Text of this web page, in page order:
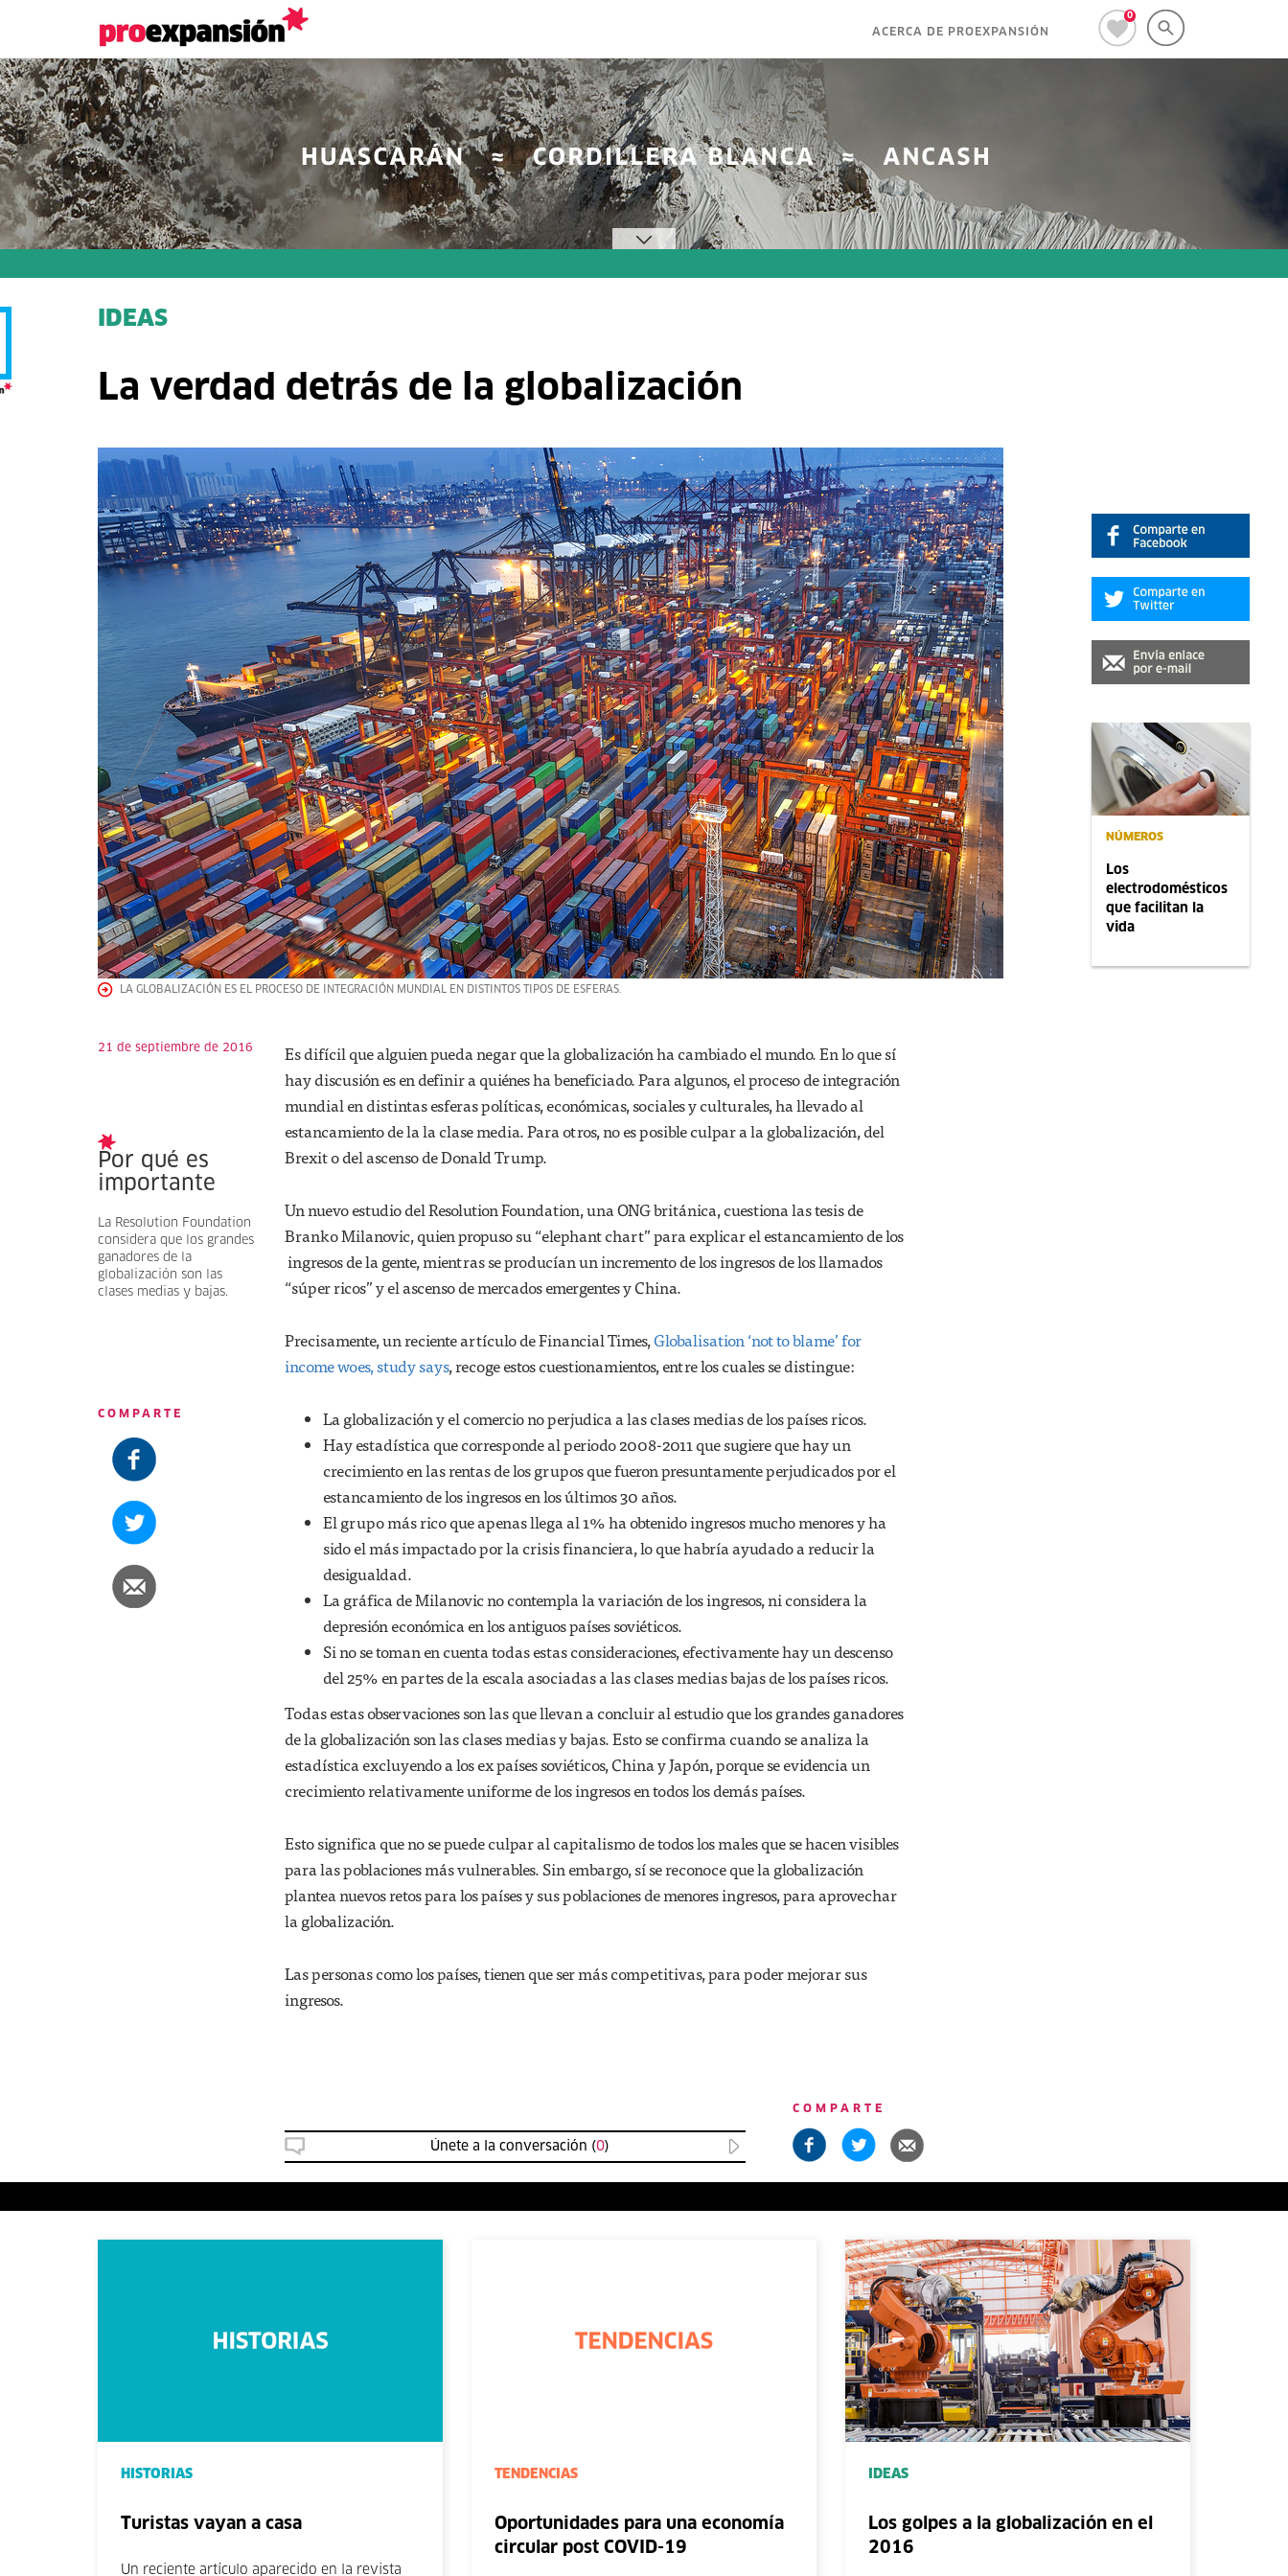
0
ACERCA DE PROEXPANSIÓN
NÚMEROS
Los
electrodomésticos
que facilitan la
vida
IDEAS
La verdad detrás de la globalización
LA GLOBALIZACIÓN ES EL PROCESO DE INTEGRACIÓN MUNDIAL EN DISTINTOS TIPOS DE ESFERAS.
21 de septiembre de 2016
Por qué es
importante
La Resolution Foundation
considera que los grandes
ganadores de la
globalización son las
clases medias y bajas.
COMPARTE
Es difícil que alguien pueda negar que la globalización ha cambiado el mundo. En lo que sí
hay discusión es en definir a quiénes ha beneficiado. Para algunos, el proceso de integración
mundial en distintas esferas políticas, económicas, sociales y culturales, ha llevado al
estancamiento de la la clase media. Para otros, no es posible culpar a la globalización, del
Brexit o del ascenso de Donald Trump.
Un nuevo estudio del Resolution Foundation, una ONG británica, cuestiona las tesis de
Branko Milanovic, quien propuso su “elephant chart” para explicar el estancamiento de los
ingresos de la gente, mientras se producían un incremento de los ingresos de los llamados
“súper ricos” y el ascenso de mercados emergentes y China.
Precisamente, un reciente artículo de Financial Times,Globalisation ‘not to blame’ for
income woes, study says, recoge estos cuestionamientos, entre los cuales se distingue:
La globalización y el comercio no perjudica a las clases medias de los países ricos.
Hay estadística que corresponde al periodo 2008-2011 que sugiere que hay un
crecimiento en las rentas de los grupos que fueron presuntamente perjudicados por el
estancamiento de los ingresos en los últimos 30 años.
El grupo más rico que apenas llega al 1% ha obtenido ingresos mucho menores y ha
sido el más impactado por la crisis financiera, lo que habría ayudado a reducir la
desigualdad.
La gráfica de Milanovic no contempla la variación de los ingresos, ni considera la
depresión económica en los antiguos países soviéticos.
Si no se toman en cuenta todas estas consideraciones, efectivamente hay un descenso
del 25% en partes de la escala asociadas a las clases medias bajas de los países ricos.
Todas estas observaciones son las que llevan a concluir al estudio que los grandes ganadores
de la globalización son las clases medias y bajas. Esto se confirma cuando se analiza la
estadística excluyendo a los ex países soviéticos, China y Japón, porque se evidencia un
crecimiento relativamente uniforme de los ingresos en todos los demás países.
Esto significa que no se puede culpar al capitalismo de todos los males que se hacen visibles
para las poblaciones más vulnerables. Sin embargo, sí se reconoce que la globalización
plantea nuevos retos para los países y sus poblaciones de menores ingresos, para aprovechar
la globalización.
Las personas como los países, tienen que ser más competitivas, para poder mejorar sus
ingresos.
Únete a la conversación (0)
COMPARTE
HISTORIAS
Turistas vayan a casa
Un reciente artículo aparecido en la revista
TENDENCIAS
Oportunidades para una economía
circular post COVID-19
IDEAS
Los golpes a la globalización en el
2016